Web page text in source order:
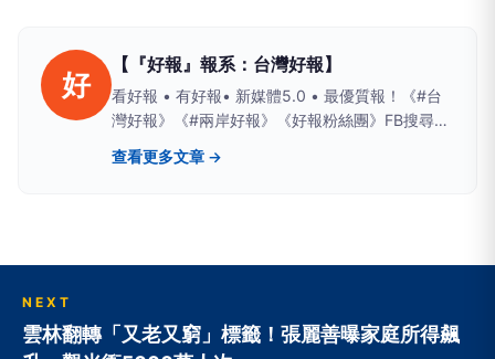
好
【『好報』報系：台灣好報】
看好報 • 有好報• 新媒體5.0 • 最優質報！《#台
灣好報》《#兩岸好報》《好報粉絲團》FB搜尋；
Yahoo、PChome、LIFE新聞、yamnews、
owlnews也看得到
查看更多文章 →
NEXT
雲林翻轉「又老又窮」標籤！張麗善曝家庭所得飆